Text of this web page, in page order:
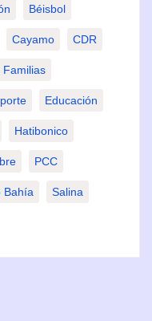
Béisbol
Cayamo CDR
Familias
Educación
Hatibonico
PCC
Bahía Salina